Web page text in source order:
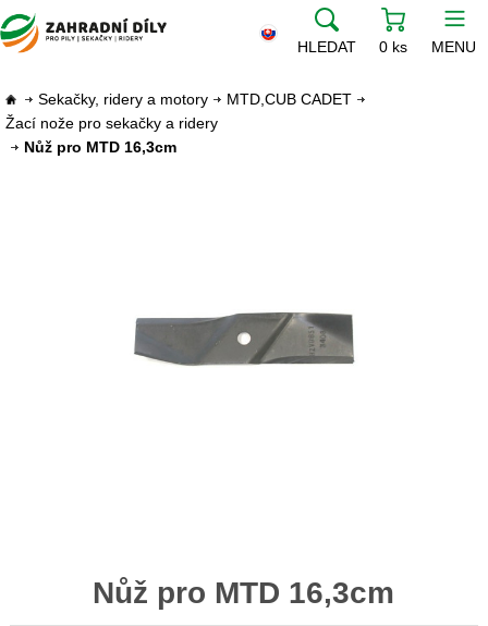
HLEDAT 0 ks MENU
Sekačky, ridery a motory
MTD,CUB CADET
Žací nože pro sekačky a ridery
Nůž pro MTD 16,3cm
Nůž pro MTD 16,3cm